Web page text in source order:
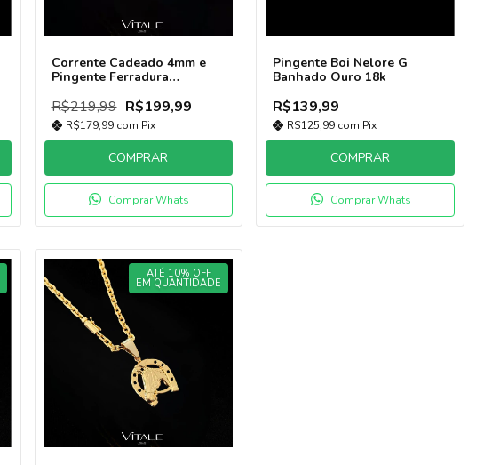
Corrente Cadeado 4mm e
Pingente Ferradura
Canhão
R$219,99 R$199,99
R$179,99 com Pix
COMPRAR
Comprar Whats
Pingente Boi Nelore G
Banhado Ouro 18k
R$139,99
R$125,99 com Pix
COMPRAR
Comprar Whats
ATÉ 10% OFF
EM QUANTIDADE